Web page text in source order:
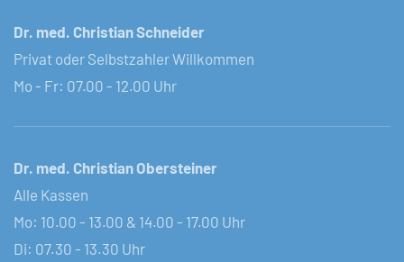
Dr. med. Christian Schneider
Privat oder Selbstzahler Willkommen
Mo - Fr: 07.00 - 12.00 Uhr
Dr. med. Christian Obersteiner
Alle Kassen
Mo: 10.00 - 13.00 & 14.00 - 17.00 Uhr
Di: 07.30 - 13.30 Uhr